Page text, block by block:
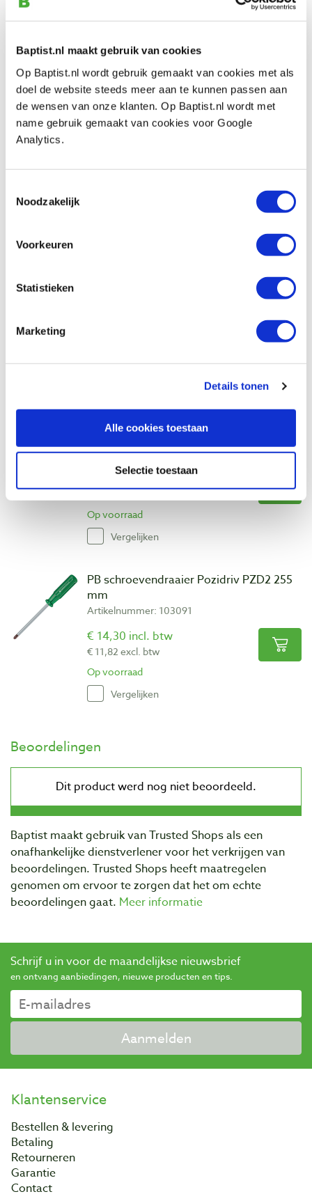
Baptist.nl maakt gebruik van cookies
Op Baptist.nl wordt gebruik gemaakt van cookies met als
doel de website steeds meer aan te kunnen passen aan
de wensen van onze klanten. Op Baptist.nl wordt met
name gebruik gemaakt van cookies voor Google
Analytics.
Noodzakelijk
Voorkeuren
Statistieken
Marketing
Details tonen
Alle cookies toestaan
Selectie toestaan
Schroef diameter:Ø 5.0 mm
Schroeflengte:35mm
Geschikt voor:bankirai/hardhout, hout, plastic,
multiplex, spaanplaat/MDF en aluminium.
PB schroevendraaier Pozidriv PZD2 grip
PB schroevendraaier Pozidriv PZD2 205
Artikelnummer: 103069
€ 12,10 incl. btw
Op voorraad
Vergelijken
PB schroevendraaier Pozidriv PZD2 255
mm
Artikelnummer: 103091
€ 14,30 incl. btw
€ 11,82 excl. btw
Op voorraad
Vergelijken
Beoordelingen
Baptist maakt gebruik van Trusted Shops als een
onafhankelijke dienstverlener voor het verkrijgen van
beoordelingen. Trusted Shops heeft maatregelen
genomen om ervoor te zorgen dat het om echte
beoordelingen gaat. Meer informatie
Schrijf u in voor de maandelijkse nieuwsbrief
en ontvang aanbiedingen, nieuwe producten en tips.
Aanmelden
Klantenservice
Bestellen & levering
Betaling
Retourneren
Garantie
Contact